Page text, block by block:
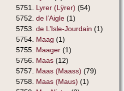
5751. Lyrer (Lÿrer) (54)
5752. de l’Aigle (1)
5753. de L’Isle-Jourdain (1)
5754. Maag (1)
5755. Maager (1)
5756. Maas (12)
5757. Maas (Maass) (79)
5758. Maas (Maus) (1)